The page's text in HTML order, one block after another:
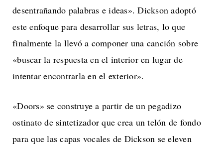
desentrañando palabras e ideas». Dickson adoptó
este enfoque para desarrollar sus letras, lo que
finalmente la llevó a componer una canción sobre
«buscar la respuesta en el interior en lugar de
intentar encontrarla en el exterior».
«Doors» se construye a partir de un pegadizo
ostinato de sintetizador que crea un telón de fondo
para que las capas vocales de Dickson se eleven